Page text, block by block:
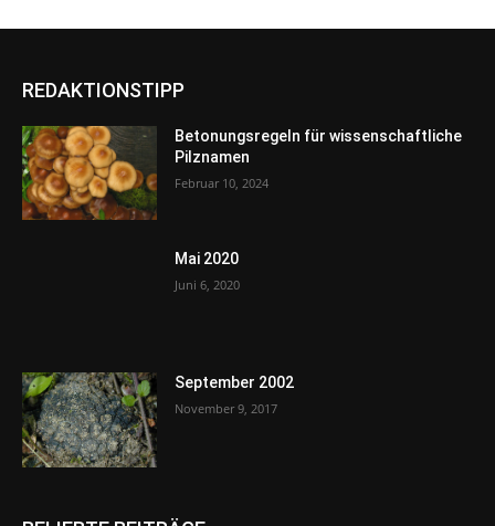
REDAKTIONSTIPP
Betonungsregeln für wissenschaftliche
Pilznamen
Februar 10, 2024
Mai 2020
Juni 6, 2020
September 2002
November 9, 2017